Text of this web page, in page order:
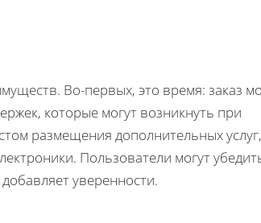
Во-первых, это время: заказ
которые могут возникнуть при
размещения дополнительных услуг,
Пользователи могут
уверенности.